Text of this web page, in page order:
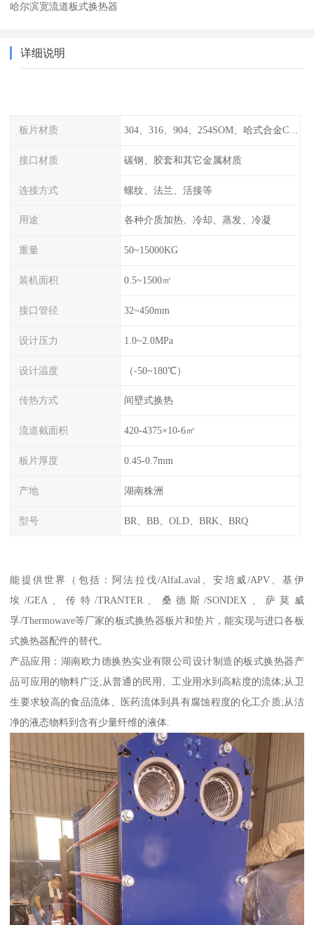
哈尔滨宽流道板式换热器
详细说明
板片材质 304、316、904、254SOM、哈式合金C-276、TA1等
接口材质 碳钢、胶套和其它金属材质
连接方式 螺纹、法兰、活接等
用途 各种介质加热、冷却、蒸发、冷凝
重量 50~15000KG
装机面积 0.5~1500㎡
接口管径 32~450mm
设计压力 1.0~2.0MPa
设计温度 （-50~180℃）
传热方式 间壁式换热
流道截面积 420-4375×10-6㎡
板片厚度 0.45-0.7mm
产地 湖南株洲
型号 BR、BB、OLD、BRK、BRQ
能提供世界（包括：阿法拉伐/AlfaLaval、安培威/APV、基伊
埃/GEA、传特/TRANTER、桑德斯/SONDEX、萨莫威
孚/Thermowave等厂家的板式换热器板片和垫片，能实现与进口各板
式换热器配件的替代。
产品应用：湖南欧力德换热实业有限公司设计制造的板式换热器产
品可应用的物料广泛,从普通的民用、工业用水到高粘度的流体;从卫
生要求较高的食品流体、医药流体到具有腐蚀程度的化工介质;从洁
净的液态物料到含有少量纤维的液体.